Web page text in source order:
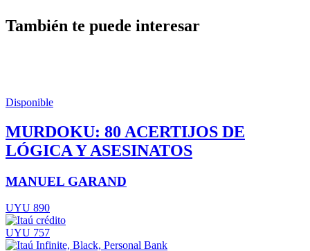
También te puede interesar
Disponible
MURDOKU: 80 ACERTIJOS DE
LÓGICA Y ASESINATOS
MANUEL GARAND
UYU 890
UYU 757